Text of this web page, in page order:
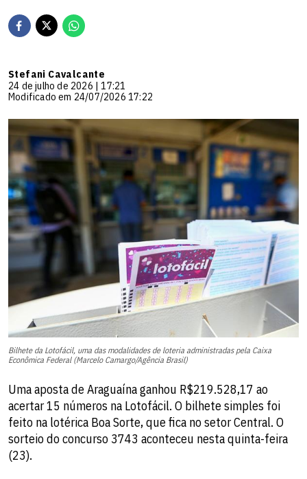
Stefani Cavalcante
24 de julho de 2026 | 17:21
Modificado em 24/07/2026 17:22
Bilhete da Lotofácil, uma das modalidades de loteria administradas pela Caixa
Econômica Federal (Marcelo Camargo/Agência Brasil)
Uma aposta de Araguaína ganhou R$219.528,17 ao
acertar 15 números na Lotofácil. O bilhete simples foi
feito na lotérica Boa Sorte, que fica no setor Central. O
sorteio do concurso 3743 aconteceu nesta quinta-feira
(23).